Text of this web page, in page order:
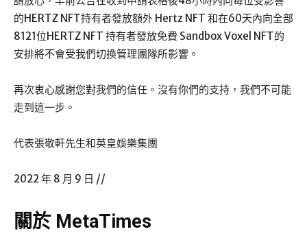
的HERTZ NFT持有者發放額外 Hertz NFT 和在60天內向全部
8121位HERTZ NFT 持有者發放免費 Sandbox Voxel NFT的
安排將不會受我們切換管理團隊所影響。
再次衷心感謝您對我們的信任。沒有你們的支持，我們不可能
走到這一步。
代表張敬軒先生和英皇娛樂集團
2022 年 8 月 9 日 //
關於 MetaTimes